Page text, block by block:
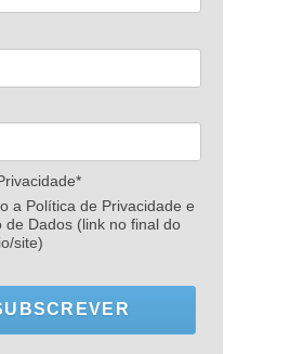
a Política de Privacidade e
de Dados (link no final do
site)